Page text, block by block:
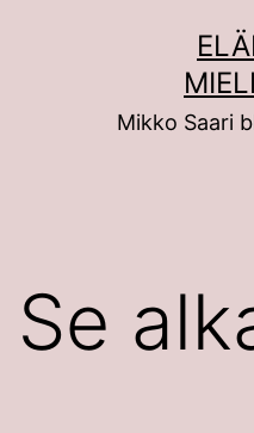
Mikko Saari
Se